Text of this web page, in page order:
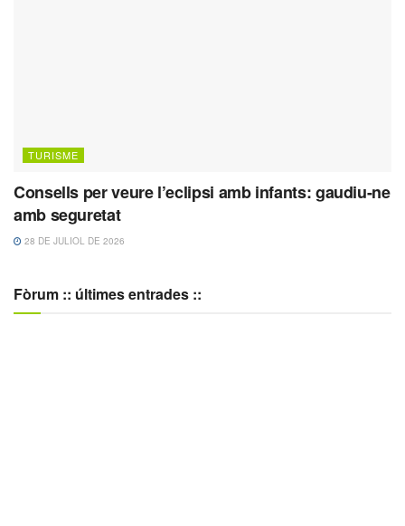
TURISME
Consells per veure l’eclipsi amb infants: gaudiu-ne
amb seguretat
28 DE JULIOL DE 2026
Fòrum :: últimes entrades ::